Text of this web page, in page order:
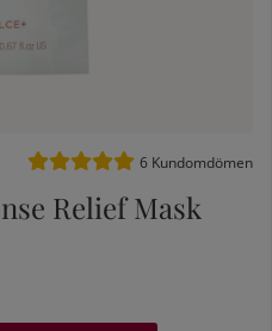
Medelbetyg 5 av 5 Antal
6 Kundomdömen
Relief Mask